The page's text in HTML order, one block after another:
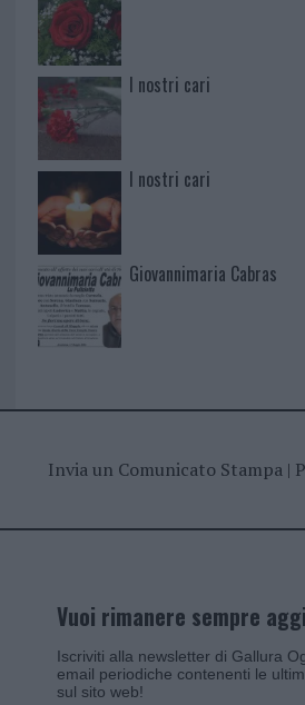
I nostri cari
I nostri cari
Giovannimaria Cabras
Invia un Comunicato Stampa|
Vuoi rimanere sempre
Iscriviti alla newsletter di Gallura
email periodiche contenenti le
sul sito web!